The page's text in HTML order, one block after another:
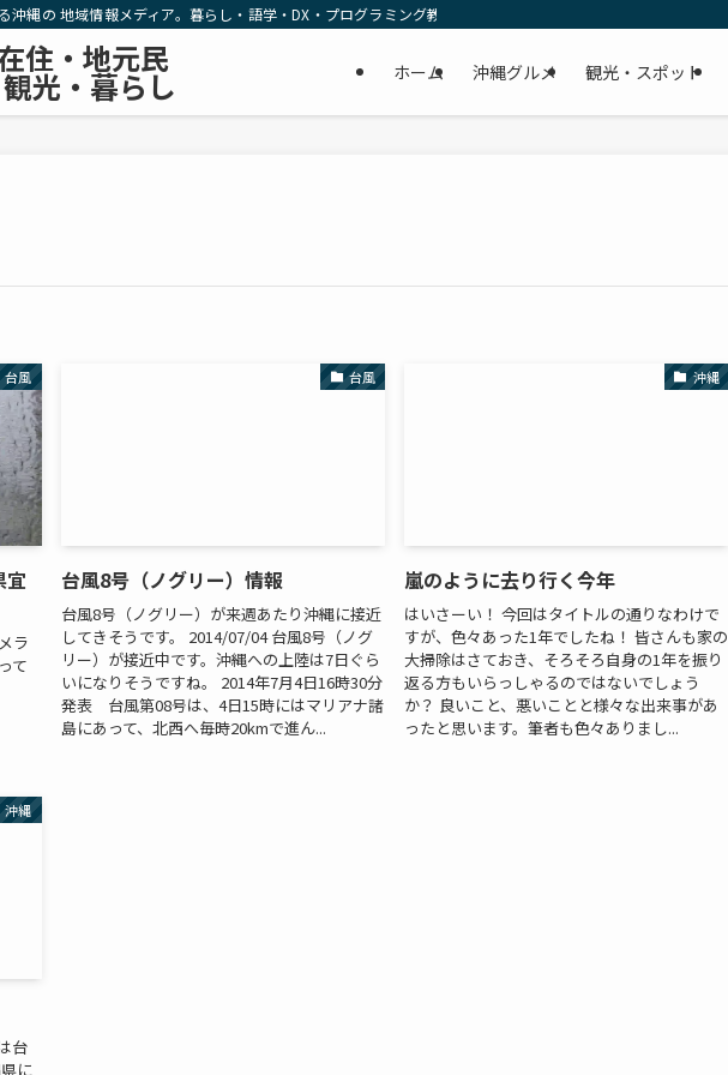
縄の 地域情報メディア。暮らし・語学・DX・プログラミング教育の リアルな一次情報をお届けします。
住・地元民
光・暮らし ホーム 沖縄グルメ 観光・スポット
台風
宜
ラ
て
台風
台風8号（ノグリー）情報
台風8号（ノグリー）が来週あたり沖縄に接近
してきそうです。 2014/07/04 台風8号（ノグ
リー）が接近中です。沖縄への上陸は7日ぐら
いになりそうですね。 2014年7月4日16時30分
発表 台風第08号は、4日15時にはマリアナ諸
島にあって、北西へ毎時20kmで進ん...
沖縄
嵐のように去り行く今年
はいさーい！ 今回はタイトルの通りなわけで
すが、色々あった1年でしたね！ 皆さんも家の
大掃除はさておき、そろそろ自身の1年を振り
返る方もいらっしゃるのではないでしょう
か？ 良いこと、悪いことと様々な出来事があ
ったと思います。筆者も色々ありまし...
沖縄
台
に